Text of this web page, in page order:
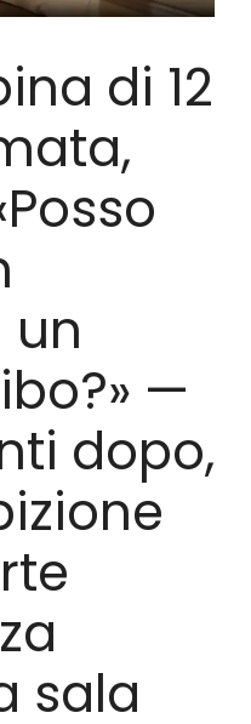
di 12
—
dopo,
sala